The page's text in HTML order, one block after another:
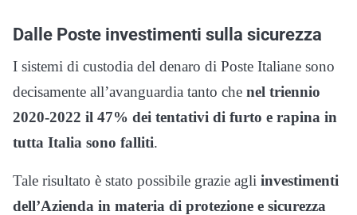
Dalle Poste investimenti sulla sicurezza
I sistemi di custodia del denaro di Poste Italiane sono
decisamente all’avanguardia tanto che nel triennio
2020-2022 il 47% dei tentativi di furto e rapina in
tutta Italia sono falliti.
Tale risultato è stato possibile grazie agli investimenti
dell’Azienda in materia di protezione e sicurezza